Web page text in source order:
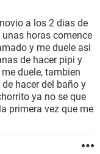
a los 2 dias de
horas comence
y me duele asi
de hacer pipi y
duele, tambien
hacer del baño y
ya no se que
primera vez que me